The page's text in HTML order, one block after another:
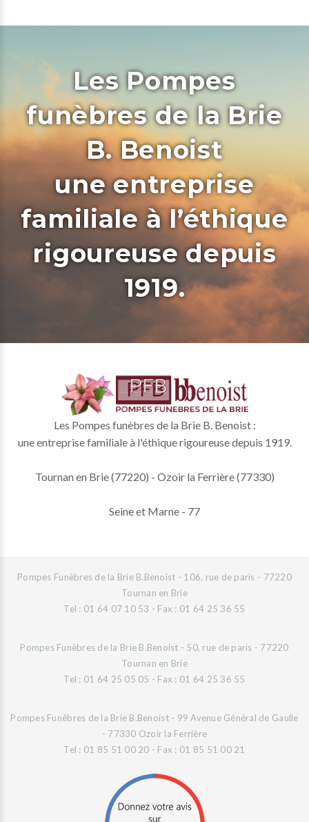
Les Pompes
funèbres de la Brie
B. Benoist
une entreprise
familiale à l’éthique
rigoureuse depuis
1919.
Les Pompes funèbres de la Brie B. Benoist :
une entreprise familiale à l'éthique rigoureuse depuis 1919.
Tournan en Brie (77220) - Ozoir la Ferrière (77330)
Seine et Marne - 77
Pompes Funèbres de la Brie B.Benoist - 106, rue de paris - 77220
Tournan en Brie
Tel : 01 64 07 10 53 - Fax : 01 64 25 36 55
Pompes Funèbres de la Brie B.Benoist - 50, rue de paris - 77220
Tournan en Brie
Tel : 01 64 25 05 05 - Fax : 01 64 25 36 55
Pompes Funèbres de la Brie B.Benoist - 99 Avenue Général de Gaulle
- 77330 Ozoir la Ferrière
Tel : 01 85 51 00 20 - Fax : 01 85 51 00 21